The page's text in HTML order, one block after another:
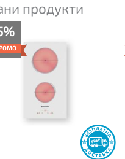
продукти
was:
223.00€
(436.15